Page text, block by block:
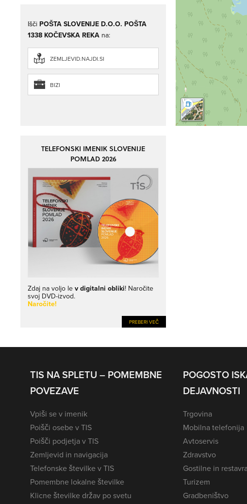
Išči POŠTA SLOVENIJE D.O.O. POŠTA
1338 KOČEVSKA REKA na:
ZEMLJEVID.NAJDI.SI
BIZI
TELEFONSKI IMENIK SLOVENIJE
POMLAD 2026
Zdaj na voljo le v digitalni obliki! Naročite
svoj DVD-izvod.
Naročite!
PREBERI VEČ
TIS NA SPLETU – POMEMBNE
POVEZAVE
Vpiši se v imenik
Poišči osebe v TIS
Poišči podjetja v TIS
Zemljevid in navigacija
Telefonske številke v TIS
Pomembne lokalne številke
Klicne številke držav po svetu
POGOSTO
DEJAVNOSTI
Trgovina
Mobilna telefonija
Avtoservis
Zdravstvo
Gostilne in
Turizem
Gradbeništvo